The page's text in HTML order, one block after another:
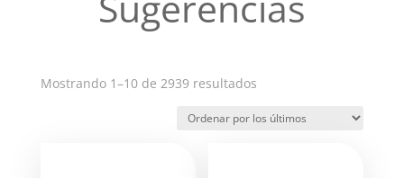
Mostrando 1–10 de 2939 resultadosOrdenado
los